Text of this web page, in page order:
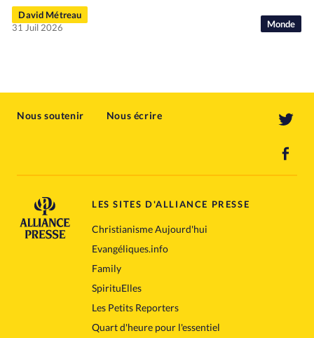
Monde
David Métreau
31 Juil 2026
Nous soutenir Nous écrire
LES SITES D'ALLIANCE PRESSE
Christianisme Aujourd'hui
Evangéliques.info
Family
SpirituElles
Les Petits Reporters
Quart d'heure pour l'essentiel